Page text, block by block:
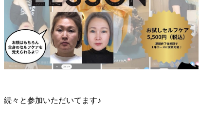
続々と参加いただいてます♪